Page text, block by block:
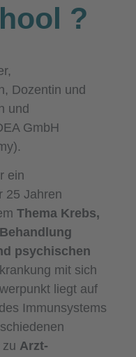
?
Dozentin und
und
GmbH
ein
25 Jahren
Thema Krebs,
psychischen
mit sich
liegt auf
Immunsystems
Arzt-